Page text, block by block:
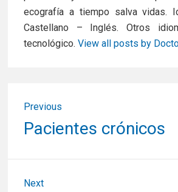
ecografía a tiempo salva vidas.
Castellano – Inglés. Otros
tecnológico. View all posts by
de
Previous
Previous
post:
Pacientes crónicos
Next